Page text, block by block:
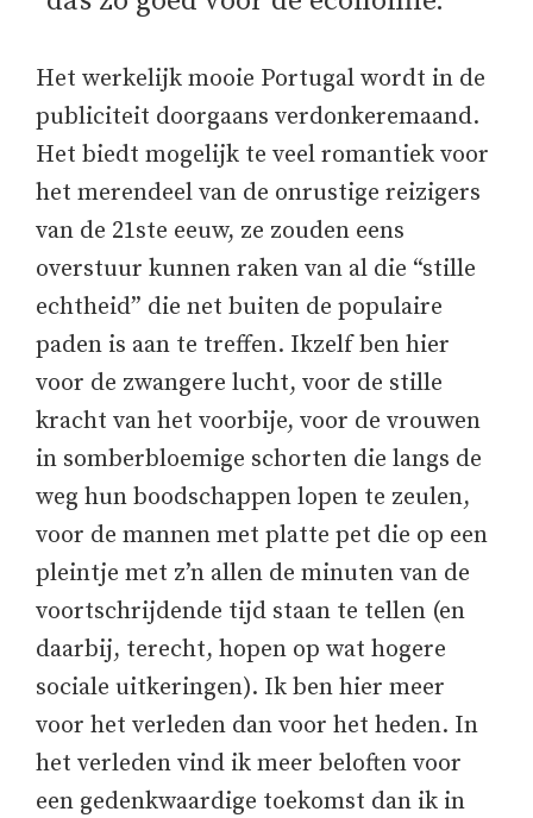
Het werkelijk mooie Portugal wordt in de
publiciteit doorgaans verdonkeremaand.
Het biedt mogelijk te veel romantiek voor
het merendeel van de onrustige reizigers
van de 21ste eeuw, ze zouden eens
overstuur kunnen raken van al die “stille
echtheid” die net buiten de populaire
paden is aan te treffen. Ikzelf ben hier
voor de zwangere lucht, voor de stille
kracht van het voorbije, voor de vrouwen
in somberbloemige schorten die langs de
weg hun boodschappen lopen te zeulen,
voor de mannen met platte pet die op een
pleintje met z’n allen de minuten van de
voortschrijdende tijd staan te tellen (en
daarbij, terecht, hopen op wat hogere
sociale uitkeringen). Ik ben hier meer
voor het verleden dan voor het heden. In
het verleden vind ik meer beloften voor
een gedenkwaardige toekomst dan ik in